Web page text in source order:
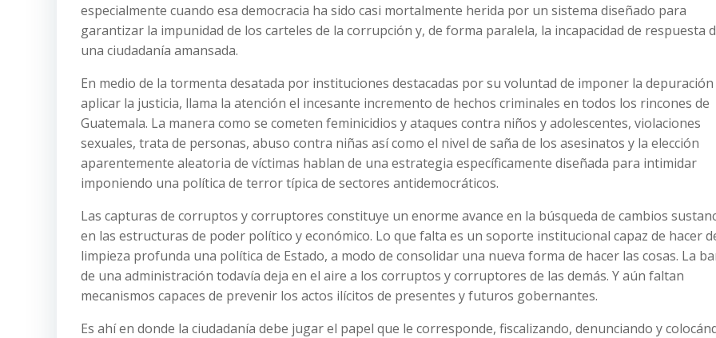
especialmente cuando esa democracia ha sido casi mortalmente herida por un sistema diseñado para
garantizar la impunidad de los carteles de la corrupción y, de forma paralela, la incapacidad de respuesta
una ciudadanía amansada.
En medio de la tormenta desatada por instituciones destacadas por su voluntad de imponer la depuración
aplicar la justicia, llama la atención el incesante incremento de hechos criminales en todos los rincones de
Guatemala. La manera como se cometen feminicidios y ataques contra niños y adolescentes, violaciones
sexuales, trata de personas, abuso contra niñas así como el nivel de saña de los asesinatos y la elección
aparentemente aleatoria de víctimas hablan de una estrategia específicamente diseñada para intimidar
imponiendo una política de terror típica de sectores antidemocráticos.
Las capturas de corruptos y corruptores constituye un enorme avance en la búsqueda de cambios
en las estructuras de poder político y económico. Lo que falta es un soporte institucional capaz de hacer
limpieza profunda una política de Estado, a modo de consolidar una nueva forma de hacer las cosas. La
de una administración todavía deja en el aire a los corruptos y corruptores de las demás. Y aún faltan
mecanismos capaces de prevenir los actos ilícitos de presentes y futuros gobernantes.
Es ahí en donde la ciudadanía debe jugar el papel que le corresponde, fiscalizando, denunciando y